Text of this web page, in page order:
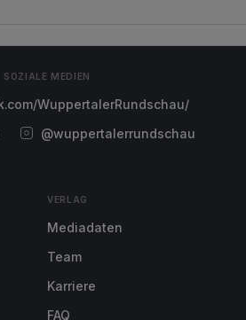
SOZIALE MEDIEN
WuppertalerRundschau/
@wuppertalerrundschau
VERLAG
Mediadaten
Team
Karriere
FAQ